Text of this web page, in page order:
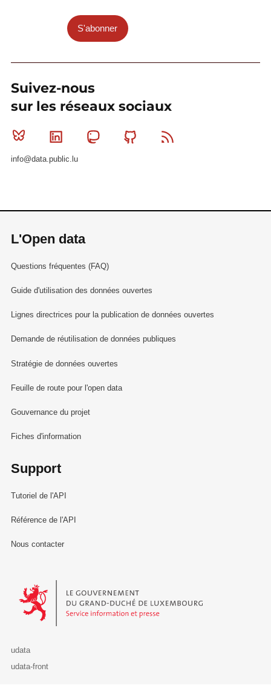
S'abonner
Suivez-nous
sur les réseaux sociaux
Bluesky Linkedin MastodonGithub
info@data.public.lu
L'Open data
Questions fréquentes (FAQ)
Guide d'utilisation des données ouvertes
Lignes directrices pour la publication de données ouvertes
Demande de réutilisation de données publiques
Stratégie de données ouvertes
Feuille de route pour l'open data
Gouvernance du projet
Fiches d'information
Support
Tutoriel de l'API
Référence de l'API
Nous contacter
Le Gouvernement du Grand-Duché de Luxembourg - Service
udata
udata-front